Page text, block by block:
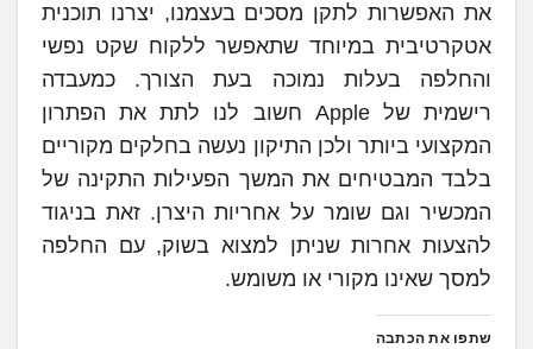
את האפשרות לתקן מסכים בעצמנו, יצרנו תוכנית
אטקרטיבית במיוחד שתאפשר ללקוח שקט נפשי
והחלפה בעלות נמוכה בעת הצורך. כמעבדה
רישמית של Apple חשוב לנו לתת את הפתרון
המקצועי ביותר ולכן התיקון נעשה בחלקים מקוריים
בלבד המבטיחים את המשך הפעילות התקינה של
המכשיר וגם שומר על אחריות היצרן. זאת בניגוד
להצעות אחרות שניתן למצוא בשוק, עם החלפה
למסך שאינו מקורי או משומש.
שתפו את הכתבה